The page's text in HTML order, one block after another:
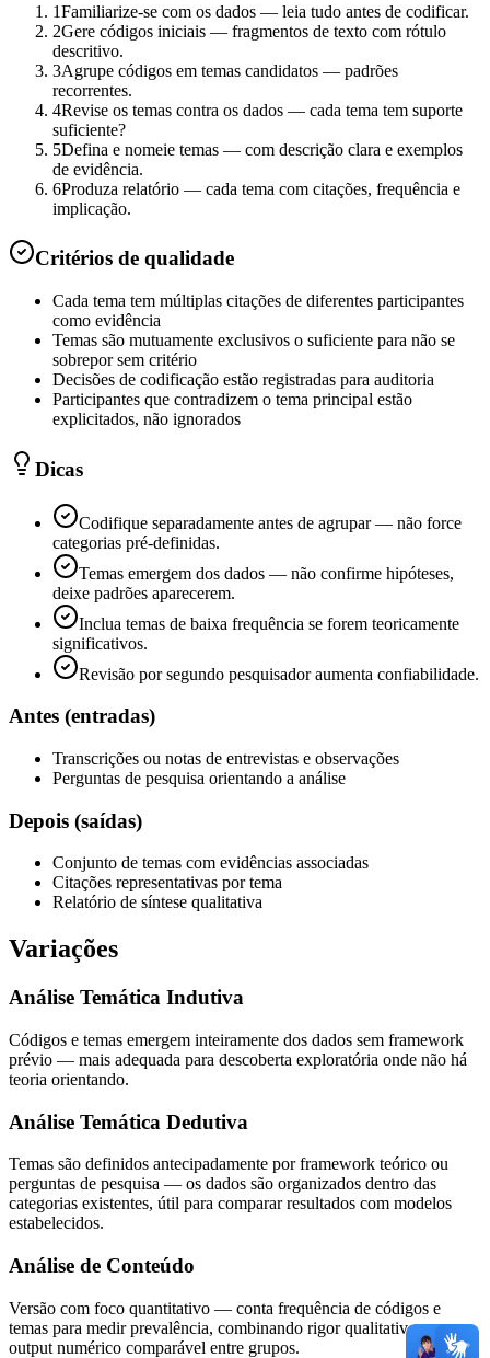
1Familiarize-se com os dados — leia tudo antes de codificar.
2Gere códigos iniciais — fragmentos de texto com rótulo
descritivo.
3Agrupe códigos em temas candidatos — padrões
recorrentes.
4Revise os temas contra os dados — cada tema tem suporte
suficiente?
5Defina e nomeie temas — com descrição clara e exemplos
de evidência.
6Produza relatório — cada tema com citações, frequência e
implicação.
Critérios de qualidade
Cada tema tem múltiplas citações de diferentes participantes
como evidência
Temas são mutuamente exclusivos o suficiente para não se
sobrepor sem critério
Decisões de codificação estão registradas para auditoria
Participantes que contradizem o tema principal estão
explicitados, não ignorados
Dicas
Codifique separadamente antes de agrupar — não force
categorias pré-definidas.
Temas emergem dos dados — não confirme hipóteses,
deixe padrões aparecerem.
Inclua temas de baixa frequência se forem teoricamente
significativos.
Revisão por segundo pesquisador aumenta confiabilidade.
Antes (entradas)
Transcrições ou notas de entrevistas e observações
Perguntas de pesquisa orientando a análise
Depois (saídas)
Conjunto de temas com evidências associadas
Citações representativas por tema
Relatório de síntese qualitativa
Variações
Análise Temática Indutiva
Códigos e temas emergem inteiramente dos dados sem framework
prévio — mais adequada para descoberta exploratória onde não há
teoria orientando.
Análise Temática Dedutiva
Temas são definidos antecipadamente por framework teórico ou
perguntas de pesquisa — os dados são organizados dentro das
categorias existentes, útil para comparar resultados com modelos
estabelecidos.
Análise de Conteúdo
Versão com foco quantitativo — conta frequência de códigos e
temas para medir prevalência, combinando rigor qualitativo com
output numérico comparável entre grupos.